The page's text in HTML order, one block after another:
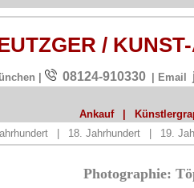
/
| 08124-910330 | Email
Ankauf
18. Jahrhundert 19.
Photographie: